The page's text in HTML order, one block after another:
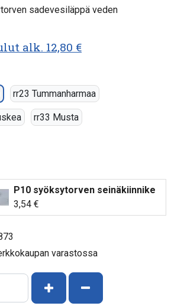
sadevesiläppä veden
alk. 12,80 €
rr23 Tummanharmaa
rr33 Musta
P10 syöksytorven seinäkiinnike
3,54 €
varastossa
Kasvata määrää
Vähennä määrää